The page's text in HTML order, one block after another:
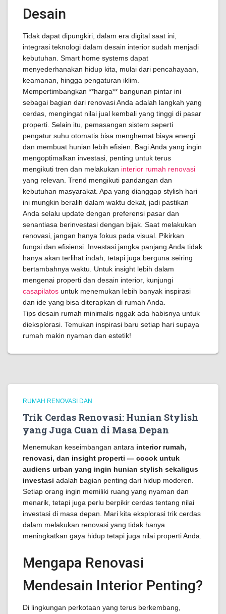
Desain
Tidak dapat dipungkiri, dalam era digital saat ini,
integrasi teknologi dalam desain interior sudah menjadi
kebutuhan. Smart home systems dapat
menyederhanakan hidup kita, mulai dari pencahayaan,
keamanan, hingga pengaturan iklim.
Mempertimbangkan **harga** bangunan pintar ini
sebagai bagian dari renovasi Anda adalah langkah yang
cerdas, mengingat nilai jual kembali yang tinggi di pasar
properti. Selain itu, pemasangan sistem seperti
pengatur suhu otomatis bisa menghemat biaya energi
dan membuat hunian lebih efisien. Bagi Anda yang ingin
mengoptimalkan investasi, penting untuk terus
mengikuti tren dan melakukan interior rumah renovasi
yang relevan. Trend mengikuti pandangan dan
kebutuhan masyarakat. Apa yang dianggap stylish hari
ini mungkin beralih dalam waktu dekat, jadi pastikan
Anda selalu update dengan preferensi pasar dan
senantiasa berinvestasi dengan bijak. Saat melakukan
renovasi, jangan hanya fokus pada visual. Pikirkan
fungsi dan efisiensi. Investasi jangka panjang Anda tidak
hanya akan terlihat indah, tetapi juga berguna seiring
bertambahnya waktu. Untuk insight lebih dalam
mengenai properti dan desain interior, kunjungi
casapilatos untuk menemukan lebih banyak inspirasi
dan ide yang bisa diterapkan di rumah Anda.
Tips desain rumah minimalis nggak ada habisnya untuk
dieksplorasi. Temukan inspirasi baru setiap hari supaya
rumah makin nyaman dan estetik!
RUMAH RENOVASI DAN
Trik Cerdas Renovasi: Hunian Stylish
yang Juga Cuan di Masa Depan
Menemukan keseimbangan antara interior rumah,
renovasi, dan insight properti — cocok untuk
audiens urban yang ingin hunian stylish sekaligus
investasi adalah bagian penting dari hidup moderen.
Setiap orang ingin memiliki ruang yang nyaman dan
menarik, tetapi juga perlu berpikir cerdas tentang nilai
investasi di masa depan. Mari kita eksplorasi trik cerdas
dalam melakukan renovasi yang tidak hanya
meningkatkan gaya hidup tetapi juga nilai properti Anda.
Mengapa Renovasi
Mendesain Interior Penting?
Di lingkungan perkotaan yang terus berkembang,